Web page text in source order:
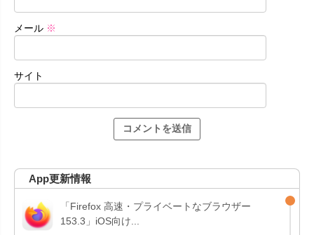
メール ※
サイト
App更新情報
「Firefox 高速・プライベートなブラウザー
153.3」iOS向け...